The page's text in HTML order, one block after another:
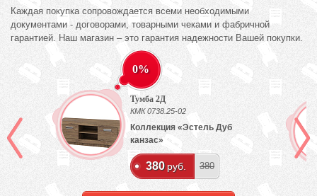
Каждая покупка сопровождается всеми необходимыми
документами - договорами, товарными чеками и фабричной
гарантией. Наш магазин – это гарантия надежности Вашей покупки.
0%
Тумба 2Д
КМК 0738.25-02
Коллекция «Эстель Дуб
канзас»
380 руб. 380